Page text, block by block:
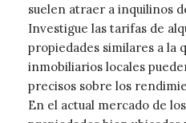
suelen atraer a inquilinos
Investigue las tarifas de
propiedades similares a la
inmobiliarios locales
precisos sobre los
En el actual mercado de